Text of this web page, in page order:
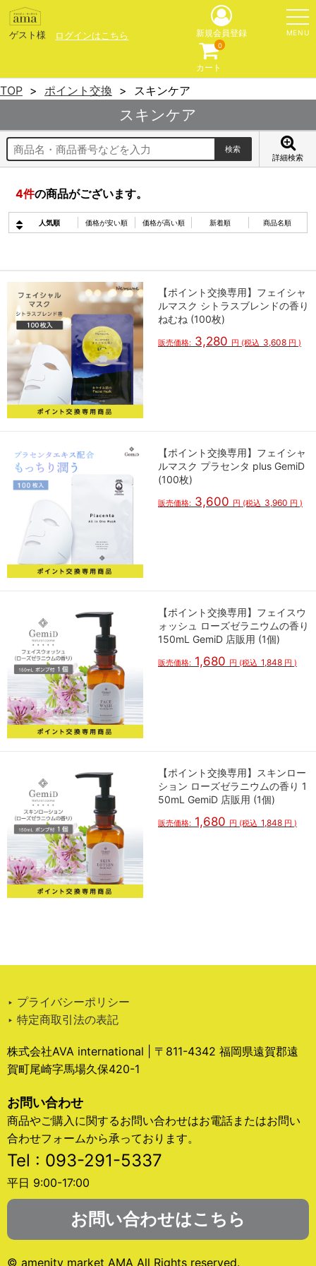
ゲスト様 ログインはこちら MENU
新規会員登録
カート
0
TOP ポイント交換 スキンケア
スキンケア
詳細検索
4件の商品がございます。
人気順 価格が安い順 価格が高い順 新着順 商品名順
【ポイント交換専用】フェイシャ
ルマスク シトラスブレンドの香り
ねむね (100枚)
販売価格: 3,280 円 (税込 3,608 円 )
【ポイント交換専用】フェイシャ
ルマスク プラセンタ plus GemiD
(100枚)
販売価格: 3,600 円 (税込 3,960 円 )
【ポイント交換専用】フェイスウ
ォッシュ ローズゼラニウムの香り
150mL GemiD 店販用 (1個)
販売価格: 1,680 円 (税込 1,848 円 )
【ポイント交換専用】スキンロー
ション ローズゼラニウムの香り 1
50mL GemiD 店販用 (1個)
販売価格: 1,680 円 (税込 1,848 円 )
‣ プライバシーポリシー
‣ 特定商取引法の表記
株式会社AVA international | 〒811-4342 福岡県遠賀郡遠
賀町尾崎字馬場久保420-1
お問い合わせ
商品やご購入に関するお問い合わせはお電話またはお問い
合わせフォームから承っております。
Tel : 093-291-5337
平日 9:00-17:00
お問い合わせはこちら
© amenity market AMA All Rights reserved.